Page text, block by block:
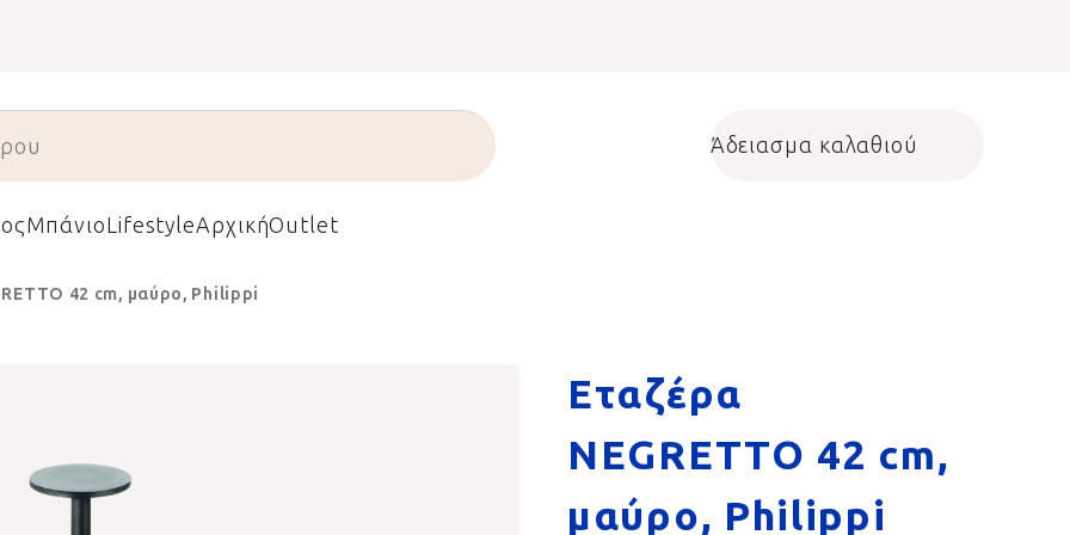
Shopping cart
Άδειασμα καλαθιού
ΜπάνιοLifestyleΑρχικήOutlet
42 cm, μαύρο, Philippi
Εταζέρα
NEGRETTO 42 cm,
μαύρο, Philippi